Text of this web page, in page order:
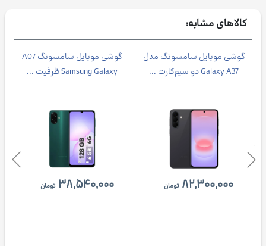
کالاهای مشابه:
گوشی موبایل سامسونگ A07
Samsung Galaxy ظرفیت ...
۳۸,۵۴۰,۰۰۰ تومان
گوشی موبایل سامسونگ مدل
Galaxy A37 دو سیم‌کارت ...
۸۲,۳۰۰,۰۰۰ تومان